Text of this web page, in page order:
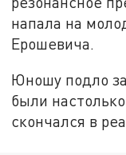
напала на
Ерошевича.
Юношу подло
были
скончался в